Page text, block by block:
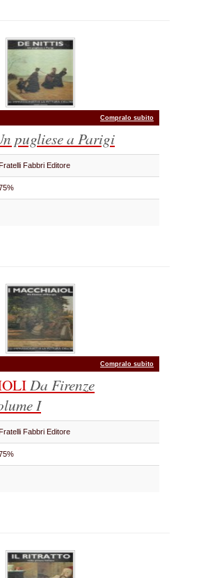
Compralo subito
pugliese a Parigi
Fabbri Editore
Compralo subito
Da Firenze
I
Fabbri Editore